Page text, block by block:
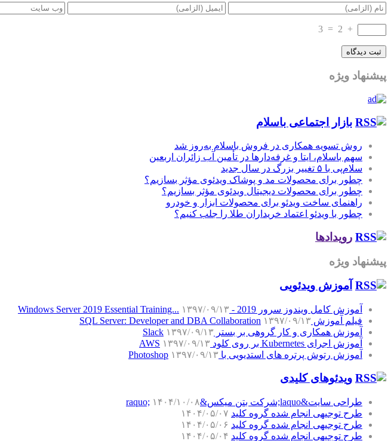
+
2
=
3
پیشنهاد ویژه
بازار اجتماعی باسلام
روش تسویه همکاری در فروش باسلام به‌روز شد
سهم باسلام، ایتا و غرفه‌دارها در تأمین آب زائران اربعین
سلام‌پی با ۵ تغییر بزرگ در سال جدید
چطور برای محصولات مد و پوشاک ویدئوی مؤثر بسازیم؟
چطور برای محصولات دیجیتال ویدئوی مؤثر بسازیم؟
راهنمای ساخت ویدئو برای محصولات ابزار و خودرو
چطور با ویدئو اعتماد خریداران طلا را جلب کنیم؟
رویدادها
پیشنهاد ویژه
آموزش‌ ویدئویی
آموزش کامل ویندوز سرور 2019 - Windows Server 2019 Essential Training...
۱۳۹۷/۰۹/۱۳
فیلم آموزش SQL Server: Developer and DBA Collaboration ۱۳۹۷/۰۹/۱۳
آموزش همکاری و کار گروهی بر بستر Slack ۱۳۹۷/۰۹/۱۳
آموزش اجرای Kubernetes بر روی کلود AWS
۱۳۹۷/۰۹/۱۳
آموزش رتوش پرتره های استدیویی با Photoshop ۱۳۹۷/۰۹/۱۳
ویدئوهای کلیدی
طراحی سایت&laquo;شرکت بتن میکس&raquo;
۱۴۰۴/۱۰/۰۸
طرح توجیهی انجام شده گروه کلید ۱۴۰۴/۰۵/۰۷
طرح توجیهی انجام شده گروه کلید ۱۴۰۴/۰۵/۰۶
طرح توجیهی انجام شده گروه کلید ۱۴۰۴/۰۵/۰۴